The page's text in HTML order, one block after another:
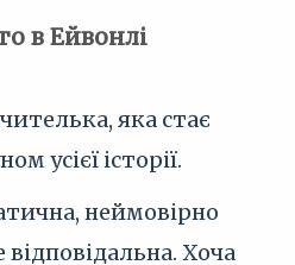
в Ейвонлі
яка стає
усієї історії.
неймовірно
Хоча